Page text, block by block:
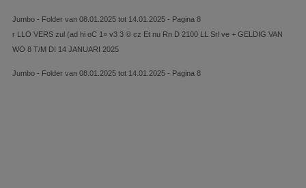
Jumbo - Folder van 08.01.2025 tot 14.01.2025 - Pagina 8
r LLO VERS zul (ad hi oC 1» v3 3 © cz Et nu Rn D 2100 LL Srl ve + GELDIG VAN
WO 8 T/M DI 14 JANUARI 2025
Jumbo - Folder van 08.01.2025 tot 14.01.2025 - Pagina 8